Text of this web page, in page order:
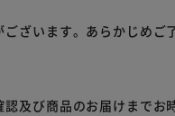
ざいます。あらかじめご
及び商品のお届けまでお